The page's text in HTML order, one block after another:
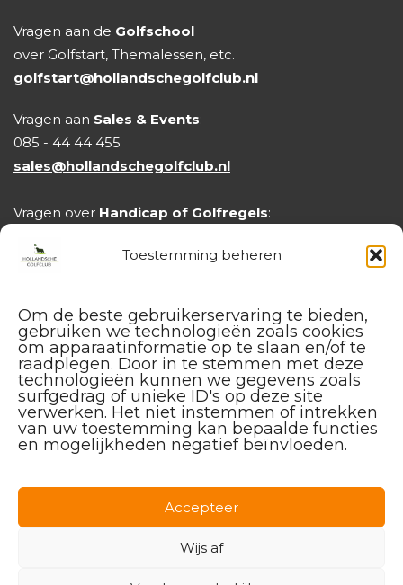
Toestemming beheren
Om de beste gebruikerservaring te bieden,
gebruiken we technologieën zoals cookies
om apparaatinformatie op te slaan en/of te
raadplegen. Door in te stemmen met deze
technologieën kunnen we gegevens zoals
surfgedrag of unieke ID's op deze site
verwerken. Het niet instemmen of intrekken
van uw toestemming kan bepaalde functies
en mogelijkheden negatief beïnvloeden.
Accepteer
Wijs af
Vragen aan de Golfschool
over Golfstart, Themalessen, etc.
golfstart@hollandschegolfclub.nl
Vragen aan Sales & Events:
085 - 44 44 455
sales@hollandschegolfclub.nl
Vragen over Handicap of Golfregels:
Instagram